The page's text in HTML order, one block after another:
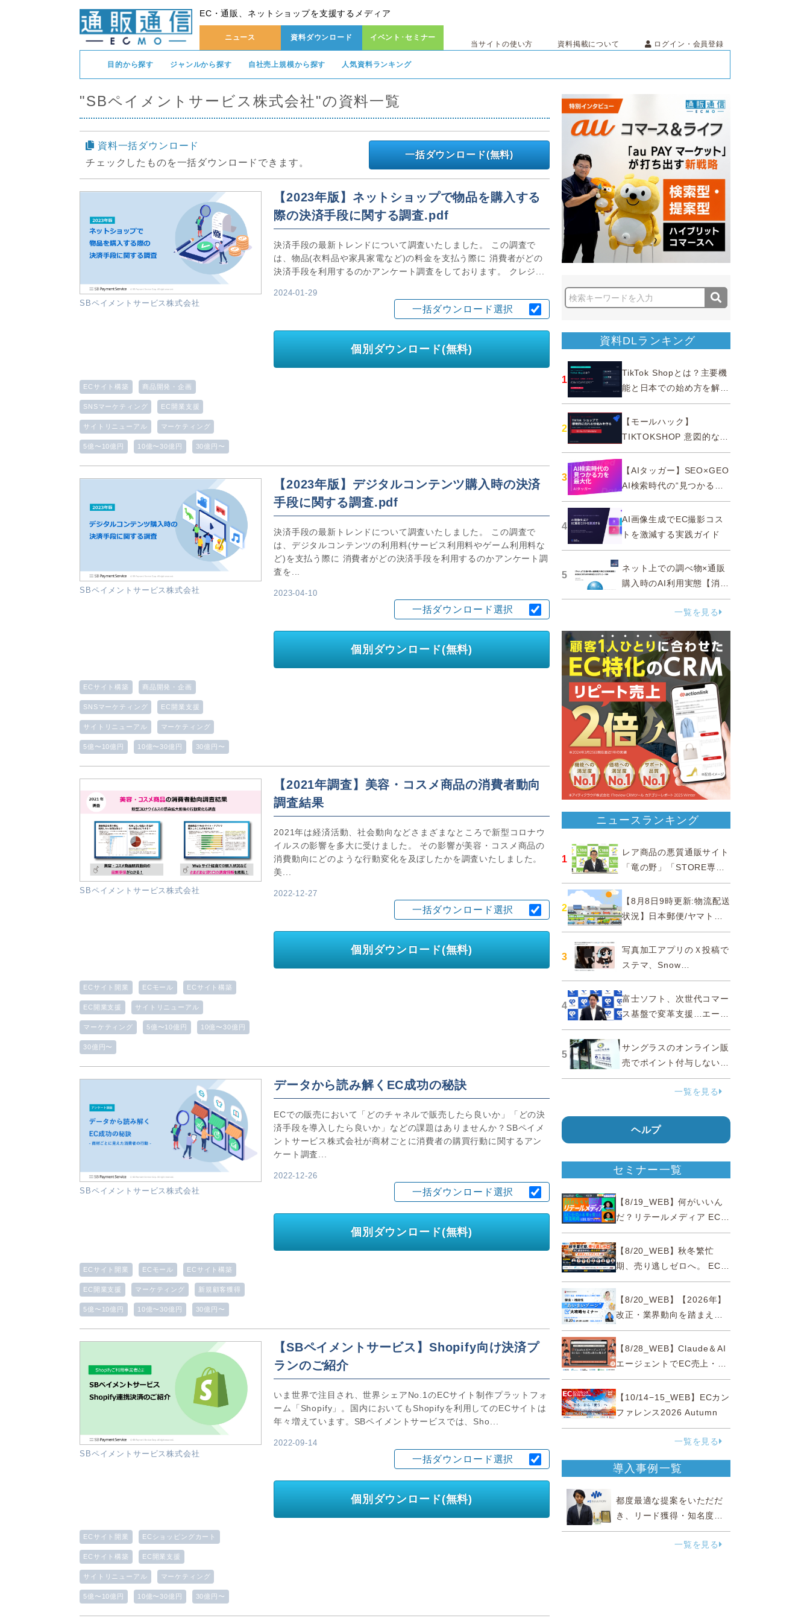
EC・通販、ネットショップを支援するメディア
ニュース 資料ダウンロード イベント･セミナー
当サイトの使い方 資料掲載について ログイン・会員登録
目的から探す ジャンルから探す 自社売上規模から探す 人気資料ランキング
"SBペイメントサービス株式会社"の資料一覧
一括ダウンロード(無料)
資料一括ダウンロード
チェックしたものを一括ダウンロードできます。
SBペイメントサービス株式会社
【2023年版】ネットショップで物品を購入する
際の決済手段に関する調査.pdf
決済手段の最新トレンドについて調査いたしました。 この調査で
は、物品(衣料品や家具家電など)の料金を支払う際に 消費者がどの
決済手段を利用するのかアンケート調査をしております。 クレジ...
2024-01-29
一括ダウンロード選択
個別ダウンロード(無料)
ECサイト構築 商品開発・企画
SNSマーケティング EC開業支援
サイトリニューアル マーケティング
5億〜10億円 10億〜30億円 30億円〜
SBペイメントサービス株式会社
【2023年版】デジタルコンテンツ購入時の決済
手段に関する調査.pdf
決済手段の最新トレンドについて調査いたしました。 この調査で
は、デジタルコンテンツの利用料(サービス利用料やゲーム利用料な
ど)を支払う際に 消費者がどの決済手段を利用するのかアンケート調
査を...
2023-04-10
一括ダウンロード選択
個別ダウンロード(無料)
ECサイト構築 商品開発・企画
SNSマーケティング EC開業支援
サイトリニューアル マーケティング
5億〜10億円 10億〜30億円 30億円〜
SBペイメントサービス株式会社
【2021年調査】美容・コスメ商品の消費者動向
調査結果
2021年は経済活動、社会動向などさまざまなところで新型コロナウ
イルスの影響を多大に受けました。 その影響が美容・コスメ商品の
消費動向にどのような行動変化を及ぼしたかを調査いたしました。
美...
2022-12-27
一括ダウンロード選択
個別ダウンロード(無料)
ECサイト開業 ECモール ECサイト構築
EC開業支援 サイトリニューアル
マーケティング 5億〜10億円 10億〜30億円
30億円〜
SBペイメントサービス株式会社
データから読み解くEC成功の秘訣
ECでの販売において「どのチャネルで販売したら良いか」「どの決
済手段を導入したら良いか」などの課題はありませんか？SBペイメ
ントサービス株式会社が商材ごとに消費者の購買行動に関するアン
ケート調査...
2022-12-26
一括ダウンロード選択
個別ダウンロード(無料)
ECサイト開業 ECモール ECサイト構築
EC開業支援 マーケティング 新規顧客獲得
5億〜10億円 10億〜30億円 30億円〜
SBペイメントサービス株式会社
【SBペイメントサービス】Shopify向け決済プ
ランのご紹介
いま世界で注目され、世界シェアNo.1のECサイト制作プラットフォ
ーム「Shopify」。国内においてもShopifyを利用してのECサイトは
年々増えています。SBペイメントサービスでは、Sho...
2022-09-14
一括ダウンロード選択
個別ダウンロード(無料)
ECサイト開業 ECショッピングカート
ECサイト構築 EC開業支援
サイトリニューアル マーケティング
5億〜10億円 10億〜30億円 30億円〜
資料DLランキング
1
TikTok Shopとは？主要機
能と日本での始め方を解説
｜公式認定パートナー
2
【モールハック】
TIKTOKSHOP 意図的なバ
ズを生む法則
3
【AIタッガー】SEO×GEO
AI検索時代の“見つかる
力”を最大化
4
AI画像生成でEC撮影コス
トを激減する実践ガイド
5
ネット上での調べ物×通販
購入時のAI利用実態【消費
者調査 2025】
一覧を見る
ニュースランキング
1
レア商品の悪質通販サイト
「竜の野」「STORE専門
ショップ」などに注意…消
費者庁
2
【8月8日9時更新:物流配送
状況】日本郵便/ヤマト運
輸/佐川急便/西濃運輸/福山
通運
3
写真加工アプリのＸ投稿で
ステマ、Snow
Corporationと日本法人に
措置命令
4
富士ソフト、次世代コマー
ス基盤で変革支援…エージ
ェンティックコマースに対
応
5
サングラスのオンライン販
売でポイント付与しないよ
う要請、ルックスオティカ
ジャパンが確約手続
一覧を見る
ヘルプ
セミナー一覧
【8/19_WEB】何がいいん
だ？リテールメディア EC・
小売の未来を変える事業戦
略【8/20_WEB】秋冬繁忙
期、売り逃しゼロへ。 EC運
営効率化と機会損失を防ぐ
『直前チェックポイント』
【8/20_WEB】【2026年】
改正・業界動向を踏まえて
事例で理解 健食・機能
性“あいまいゾーン”大攻略セ
ミナー
【8/28_WEB】Claude＆AI
エージェントでEC売上・生
産性の両方を爆上げ ～ただ
使うだけじゃない！&qu...
【10/14−15_WEB】ECカン
ファレンス2026 Autumn
一覧を見る
導入事例一覧
都度最適な提案をいただだ
き、リード獲得・知名度向
上に効果実感
一覧を見る